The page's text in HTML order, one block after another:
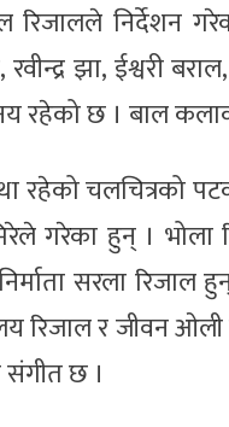
रिजालले निर्देशन
झा, ईश्वरी
रहेको छ । बाल
रहेको चलचित्रको
गरेका हुन् ।
सरला
रिजाल र जीवन
संगीत छ ।